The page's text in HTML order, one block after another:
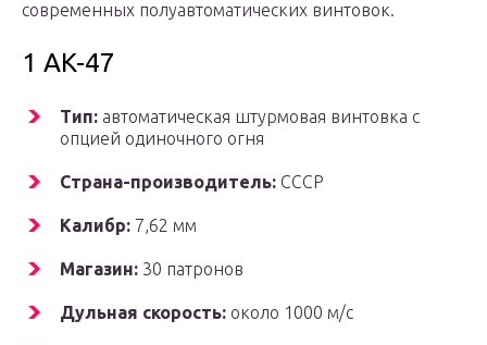
современных полуавтоматических винтовок.
1 AK-47
Тип: автоматическая штурмовая винтовка с
опцией одиночного огня
Страна-производитель: СССР
Калибр: 7,62 мм
Магазин: 30 патронов
Дульная скорость: около 1000 м/с